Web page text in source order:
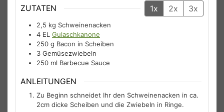
ZUTATEN 1x 2x 3x
2,5 kg Schweinenacken
4 EL Gulaschkanone
250 g Bacon in Scheiben
3 Gemüsezwiebeln
250 ml Barbecue Sauce
ANLEITUNGEN
Zu Beginn schneidet Ihr den Schweinenacken in ca.
2cm dicke Scheiben und die Zwiebeln in Ringe.